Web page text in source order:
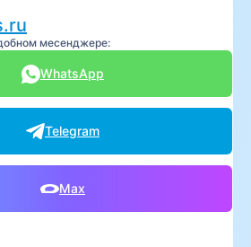
месенджере:
WhatsApp
Telegram
Max